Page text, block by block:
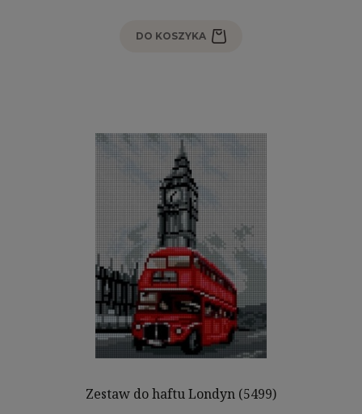
DO KOSZYKA
Zestaw do haftu Londyn (5499)